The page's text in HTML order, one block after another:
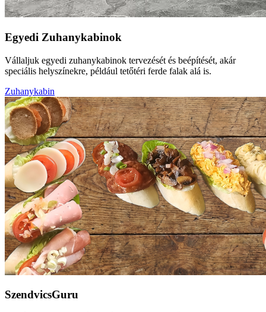
Egyedi Zuhanykabinok
Vállaljuk egyedi zuhanykabinok tervezését és beépítését, akár
speciális helyszínekre, például tetőtéri ferde falak alá is.
Zuhanykabin
SzendvicsGuru